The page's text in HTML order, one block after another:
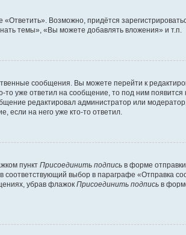
Возможно, придётся
темы», «Вы можете добавлять вложения» и т.п.
сообщения. Вы можете перейти к
то уже ответил на сообщение, то под ним
редактировал администратор или
если на него уже кто-то ответил.
пункт Присоединить подпись в форме
выбор в параграфе «Отправка
убрав флажок Присоединить подпись в